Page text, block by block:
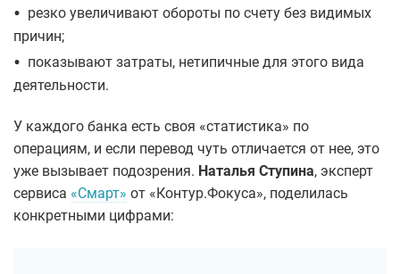
• резко увеличивают обороты по счету без видимых
причин;
• показывают затраты, нетипичные для этого вида
деятельности.
У каждого банка есть своя «статистика» по
операциям, и если перевод чуть отличается от нее, это
уже вызывает подозрения. Наталья Ступина, эксперт
сервиса «Смарт» от «Контур.Фокуса», поделилась
конкретными цифрами: